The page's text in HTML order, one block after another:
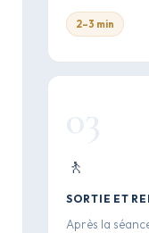
2–3 min
🚶
SORTIE ET
Après la